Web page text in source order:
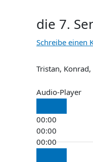
die 7.
Schreibe einen
Tristan,
Audio-Player
00:00
00:00
00:00